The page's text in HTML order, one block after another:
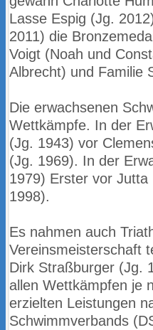
Lasse Espig (Jg.
2011) die
Voigt (Noah und
Albrecht) und Familie
Die erwachsenen
Wettkämpfe. In der
(Jg. 1943) vor
(Jg. 1969). In der
1979) Erster vor Jutta
1998).
Es nahmen auch
Vereinsmeisterschaft
Dirk Straßburger (Jg.
allen Wettkämpfen je
erzielten Leistungen
Schwimmverbands